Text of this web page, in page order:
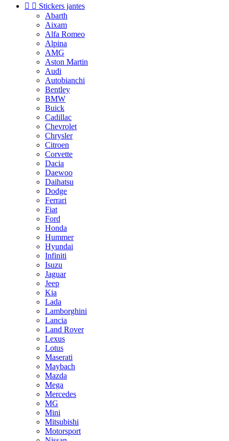
  Stickers jantes
Abarth
Aixam
Alfa Romeo
Alpina
AMG
Aston Martin
Audi
Autobianchi
Bentley
BMW
Buick
Cadillac
Chevrolet
Chrysler
Citroen
Corvette
Dacia
Daewoo
Daihatsu
Dodge
Ferrari
Fiat
Ford
Honda
Hummer
Hyundai
Infiniti
Isuzu
Jaguar
Jeep
Kia
Lada
Lamborghini
Lancia
Land Rover
Lexus
Lotus
Maserati
Maybach
Mazda
Mega
Mercedes
MG
Mini
Mitsubishi
Motorsport